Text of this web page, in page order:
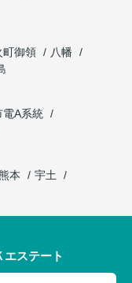
町御領
八幡
電A系統
本
宇土
ステート